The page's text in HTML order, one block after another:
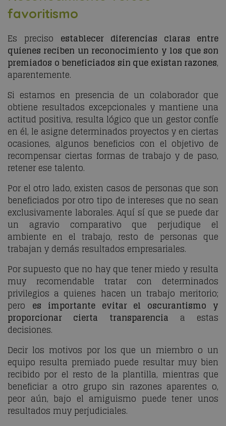
favoritismo
Es preciso establecer diferencias claras entre
quienes reciben un reconocimiento y los que son
premiados o beneficiados sin que existan razones,
aparentemente.
Si estamos en presencia de un colaborador que
obtiene resultados excepcionales y mantiene una
actitud positiva, resulta lógico que un gestor confíe
en él, le asigne determinados proyectos y en ciertas
ocasiones, algunos beneficios con el objetivo de
recompensar ciertas formas de trabajo y de paso,
retener ese talento.
Por el otro lado, existen casos de personas que son
beneficiados por otro tipo de intereses que no sean
exclusivamente laborales. Aquí sí que se puede dar
un agravio comparativo que perjudique el
ambiente en el trabajo, resto de personas que
trabajan y demás resultados empresariales.
Por supuesto que no hay que tener miedo y resulta
muy recomendable tratar con determinados
privilegios a quienes hacen un trabajo meritorio;
pero es importante evitar el oscurantismo y
proporcionar cierta transparencia a estas
decisiones.
Decir los motivos por los que un miembro o un
equipo resulta premiado puede resultar muy bien
recibido por el resto de la plantilla, mientras que
beneficiar a otro grupo sin razones aparentes o,
peor aún, bajo el amiguismo puede tener unos
resultados muy perjudiciales.